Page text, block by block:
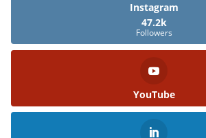
Instagram
47.2k
Followers
YouTube